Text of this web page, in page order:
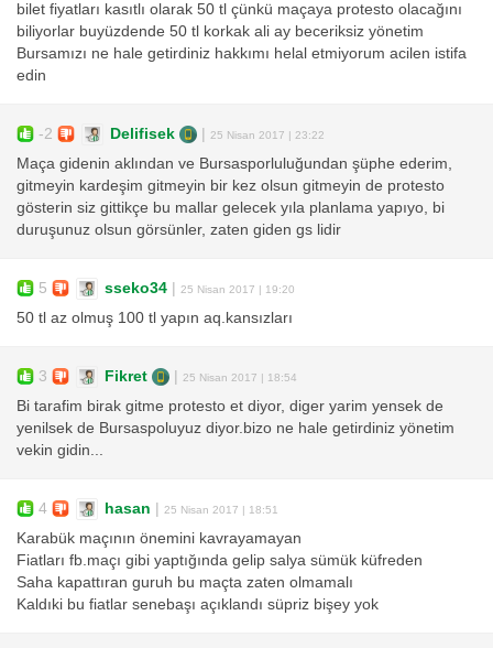
bilet fiyatları kasıtlı olarak 50 tl çünkü maçaya protesto olacağını
biliyorlar buyüzdende 50 tl korkak ali ay beceriksiz yönetim
Bursamızı ne hale getirdiniz hakkımı helal etmiyorum acilen istifa
edin
-2 Delifisek 25 Nisan 2017 | 23:22
Maça gidenin aklından ve Bursasporluluğundan şüphe ederim,
gitmeyin kardeşim gitmeyin bir kez olsun gitmeyin de protesto
gösterin siz gittikçe bu mallar gelecek yıla planlama yapıyo, bi
duruşunuz olsun görsünler, zaten giden gs lidir
5 sseko34 25 Nisan 2017 | 19:20
50 tl az olmuş 100 tl yapın aq.kansızları
3 Fikret 25 Nisan 2017 | 18:54
Bi tarafim birak gitme protesto et diyor, diger yarim yensek de
yenilsek de Bursaspoluyuz diyor.bizo ne hale getirdiniz yönetim
vekin gidin...
4 hasan 25 Nisan 2017 | 18:51
Karabük maçının önemini kavrayamayan
Fiatları fb.maçı gibi yaptığında gelip salya sümük küfreden
Saha kapattıran guruh bu maçta zaten olmamalı
Kaldıki bu fiatlar senebaşı açıklandı süpriz bişey yok